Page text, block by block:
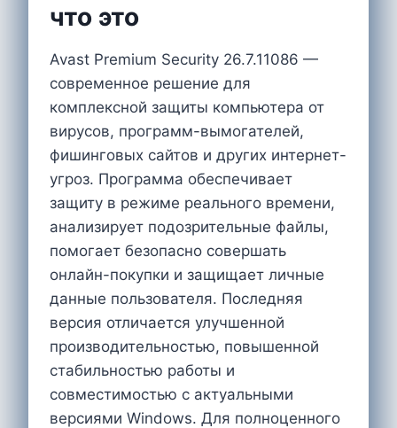
что это
Avast Premium Security 26.7.11086 —
современное решение для
комплексной защиты компьютера от
вирусов, программ-вымогателей,
фишинговых сайтов и других интернет-
угроз. Программа обеспечивает
защиту в режиме реального времени,
анализирует подозрительные файлы,
помогает безопасно совершать
онлайн-покупки и защищает личные
данные пользователя. Последняя
версия отличается улучшенной
производительностью, повышенной
стабильностью работы и
совместимостью с актуальными
версиями Windows. Для полноценного